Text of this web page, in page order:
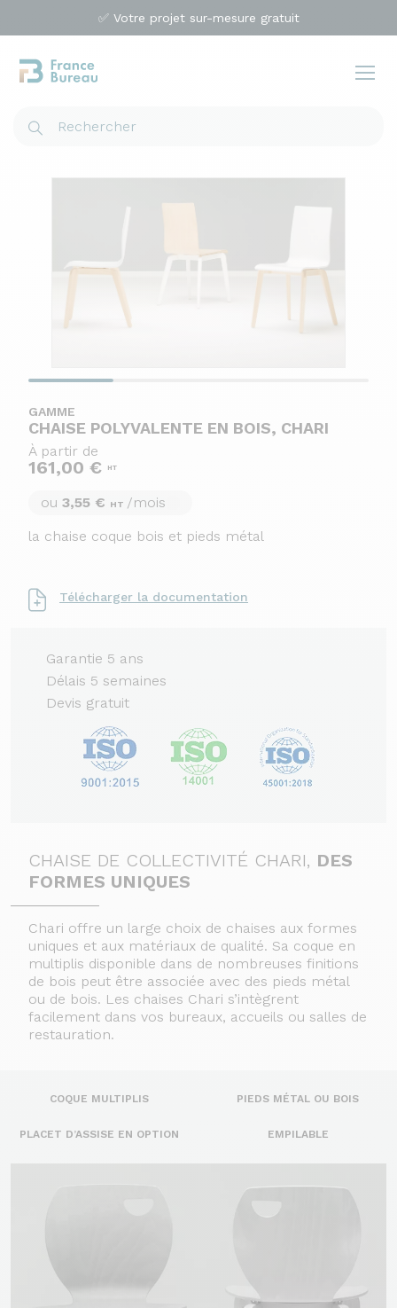
✅ Votre projet sur-mesure gratuit
GAMME
CHAISE POLYVALENTE EN BOIS, CHARI
À partir de
161,00 € HT
ou 3,55 € HT /mois
la chaise coque bois et pieds métal
Télécharger la documentation
Garantie 5 ans
Délais 5 semaines
Devis gratuit
CHAISE DE COLLECTIVITÉ CHARI, DES
FORMES UNIQUES
Chari offre un large choix de chaises aux formes
uniques et aux matériaux de qualité. Sa coque en
multiplis disponible dans de nombreuses finitions
de bois peut être associée avec des pieds métal
ou de bois. Les chaises Chari s’intègrent
facilement dans vos bureaux, accueils ou salles de
restauration.
COQUE MULTIPLIS PIEDS MÉTAL OU BOIS
PLACET D’ASSISE EN OPTION EMPILABLE